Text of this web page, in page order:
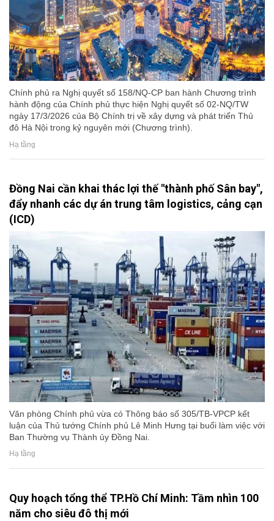
Chính phủ ra Nghị quyết số 158/NQ-CP ban hành Chương trình
hành động của Chính phủ thực hiện Nghị quyết số 02-NQ/TW
ngày 17/3/2026 của Bộ Chính trị về xây dựng và phát triển Thủ
đô Hà Nội trong kỷ nguyên mới (Chương trình).
Hạ tầng
Đồng Nai cần khai thác lợi thế "thành phố Sân bay",
đẩy nhanh các dự án trung tâm logistics, cảng cạn
(ICD)
Văn phòng Chính phủ vừa có Thông báo số 305/TB-VPCP kết
luận của Thủ tướng Chính phủ Lê Minh Hưng tại buổi làm việc với
Ban Thường vụ Thành ủy Đồng Nai.
Hạ tầng
Quy hoạch tổng thể TP.Hồ Chí Minh: Tầm nhìn 100
năm cho siêu đô thị mới